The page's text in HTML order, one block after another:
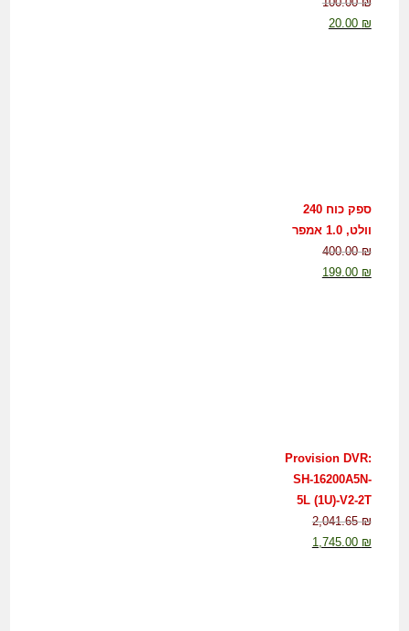
20.00 ₪
ספק כוח 240
וולט, 1.0 אמפר
400.00₪
199.00 ₪
Provision DVR:
SH-16200A5N-
5L (1U)-V2-2T
2,041.65₪
1,745.00 ₪